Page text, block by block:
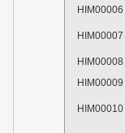
HIM00006
HIM00007
HIM00008
HIM00009
HIM00010